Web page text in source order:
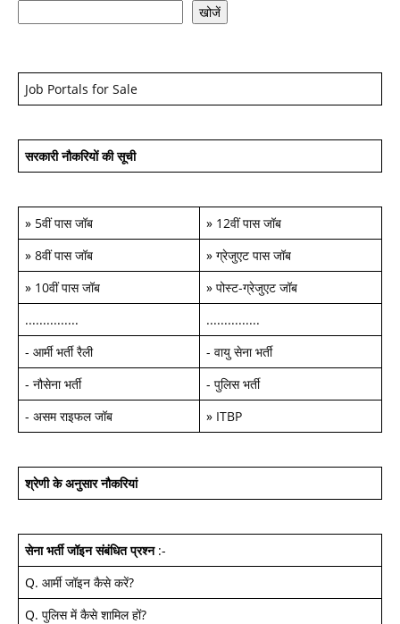
खोजें
Job Portals for Sale
सरकारी नौकरियों की सूची
» 5वीं पास जॉब » 12वीं पास जॉब
» 8वीं पास जॉब » ग्रेजुएट पास जॉब
» 10वीं पास जॉब » पोस्ट-ग्रेजुएट जॉब
...............
...............
- आर्मी भर्ती रैली - वायु सेना भर्ती
- नौसेना भर्ती - पुलिस भर्ती
- असम राइफल जॉब » ITBP
श्रेणी के अनुसार नौकरियां
सेना भर्ती जॉइन संबंधित प्रश्न:-
Q. आर्मी जॉइन कैसे करें?
Q. पुलिस में कैसे शामिल हों?